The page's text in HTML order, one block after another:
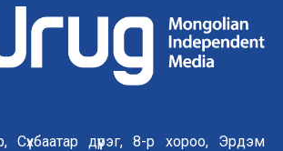
Сүхбаатар дүүрэг, 8-р хороо, Эрдэм